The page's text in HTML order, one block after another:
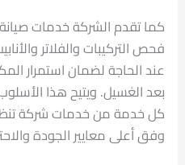
كما تقدم الشركة خدمات
فحص التركيبات والفلاتر
عند الحاجة لضمان استمرار
بعد الغسيل. ويتيح هذا
كل خدمة من خدمات شركة
وفق أعلى معايير الجودة